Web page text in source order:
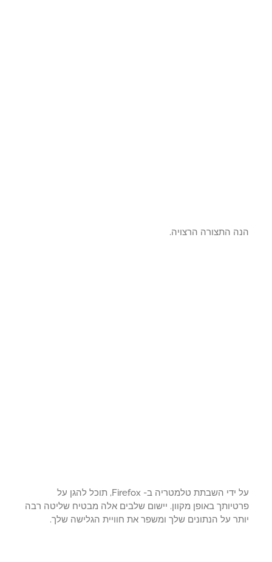
התצורה הרצויה.
על ידי השבתת טלמטריה ב- Firefox, תוכל להגן על
באופן מקוון. יישום שלבים אלה מבטיח שליטה רבה
על הנתונים שלך ומשפר את חוויית הגלישה שלך.